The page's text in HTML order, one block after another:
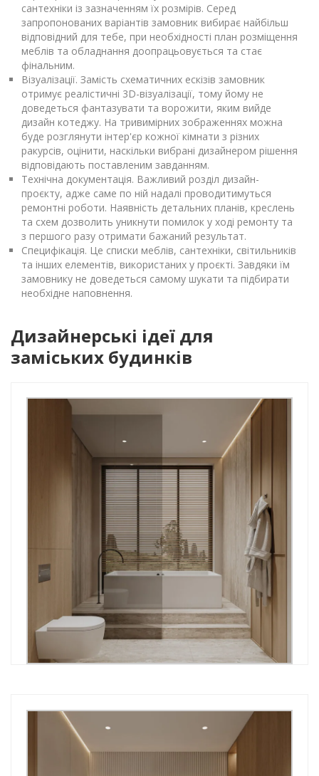
сантехніки із зазначенням їх розмірів. Серед
запропонованих варіантів замовник вибирає найбільш
відповідний для тебе, при необхідності план розміщення
меблів та обладнання доопрацьовується та стає
фінальним.
Візуалізації. Замість схематичних ескізів замовник
отримує реалістичні 3D-візуалізації, тому йому не
доведеться фантазувати та ворожити, яким вийде
дизайн котеджу. На тривимірних зображеннях можна
буде розглянути інтер'єр кожної кімнати з різних
ракурсів, оцінити, наскільки вибрані дизайнером рішення
відповідають поставленим завданням.
Технічна документація. Важливий розділ дизайн-
проєкту, адже саме по ній надалі проводитимуться
ремонтні роботи. Наявність детальних планів, креслень
та схем дозволить уникнути помилок у ході ремонту та
з першого разу отримати бажаний результат.
Специфікація. Це списки меблів, сантехніки, світильників
та інших елементів, використаних у проєкті. Завдяки їм
замовнику не доведеться самому шукати та підбирати
необхідне наповнення.
Дизайнерські ідеї для
заміських будинків